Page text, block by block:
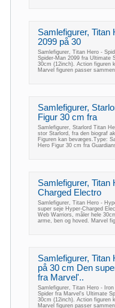
Samlefigurer, Titan
2099 på 30
Samlefigurer, Titan Hero -
Spider-Man 2099 fra Ultimate
30cm (12inch). Action figuren
Marvel figuren passer
Samlefigurer,
Figur 30 cm fra
Samlefigurer, Starlord Titan
stor Starlord, fra den biograf
Figuren kan bevæges.Type:
Hero Figur 30 cm fra
Samlefigurer, Titan
Charged Electro
Samlefigurer, Titan Hero -
super seje Hyper-Charged
Web Warriors, måler hele
arme, ben og hoved. Marvel
Samlefigurer, Titan
på 30 cm Den
fra Marvel'..
Samlefigurer, Titan Hero -
Spider fra Marvel's Ultimate
30cm (12inch). Action figuren
Marvel figuren passer